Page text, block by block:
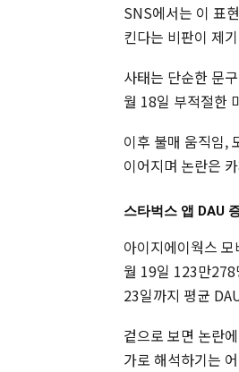
SNS에서는 이 표
킨다는 비판이 제
사태는 단순한 문
월 18일 부적절한
이후 불매 움직임,
이어지며 논란은
스타벅스 앱 DAU
아이지에이웍스
월 19일 123만278
23일까지 평균
겉으로 보면 논란
가로 해석하기는